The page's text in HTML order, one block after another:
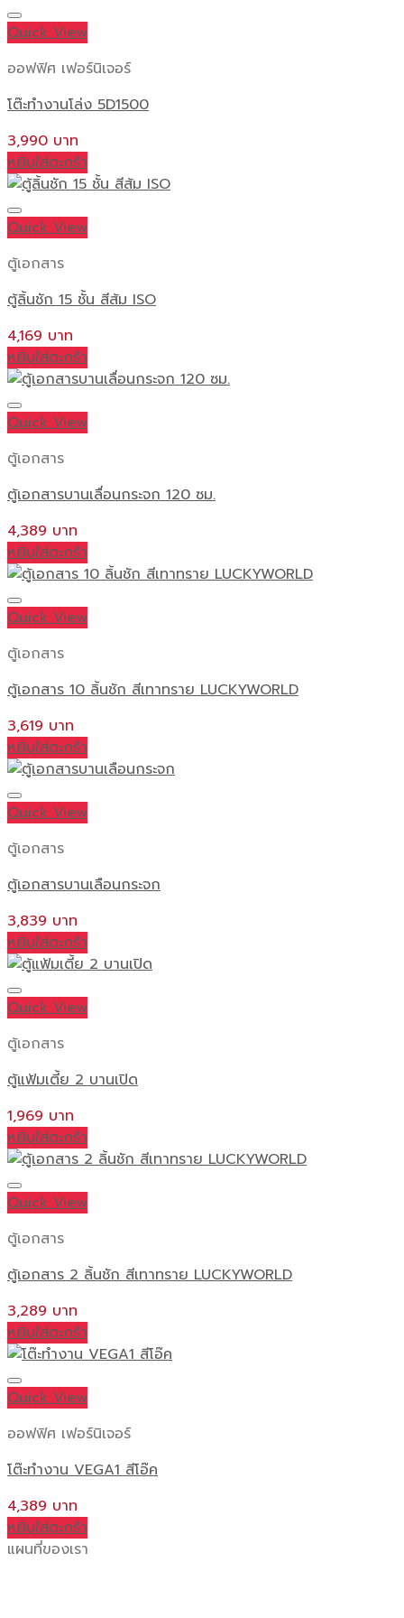
Quick View
ออฟฟิศ เฟอร์นิเจอร์
โต๊ะทำงานโล่ง 5D1500
3,990
หยิบใส่ตะกร้า
Quick View
ตู้เอกสาร
ตู้ลิ้นชัก 15 ชั้น สีส้ม ISO
4,169
หยิบใส่ตะกร้า
Quick View
ตู้เอกสาร
ตู้เอกสารบานเลื่อนกระจก 120 ซม.
4,389
หยิบใส่ตะกร้า
Quick View
ตู้เอกสาร
ตู้เอกสาร 10 ลิ้นชัก สีเทาทราย LUCKYWORLD
3,619
หยิบใส่ตะกร้า
Quick View
ตู้เอกสาร
ตู้เอกสารบานเลือนกระจก
3,839
หยิบใส่ตะกร้า
Quick View
ตู้เอกสาร
ตู้แฟ้มเตี้ย 2 บานเปิด
1,969
หยิบใส่ตะกร้า
Quick View
ตู้เอกสาร
ตู้เอกสาร 2 ลิ้นชัก สีเทาทราย LUCKYWORLD
3,289
หยิบใส่ตะกร้า
Quick View
ออฟฟิศ เฟอร์นิเจอร์
โต๊ะทำงาน VEGA1 สีโอ๊ค
4,389
หยิบใส่ตะกร้า
แผนที่ของเรา